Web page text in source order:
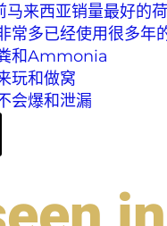
来西亚销量最好的
常多已经使用很多年
和Ammonia
玩和做窝
会爆和泄漏